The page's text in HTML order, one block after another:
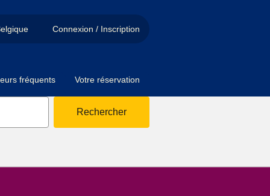
Connexion / Inscription
fréquents Votre réservation
Rechercher